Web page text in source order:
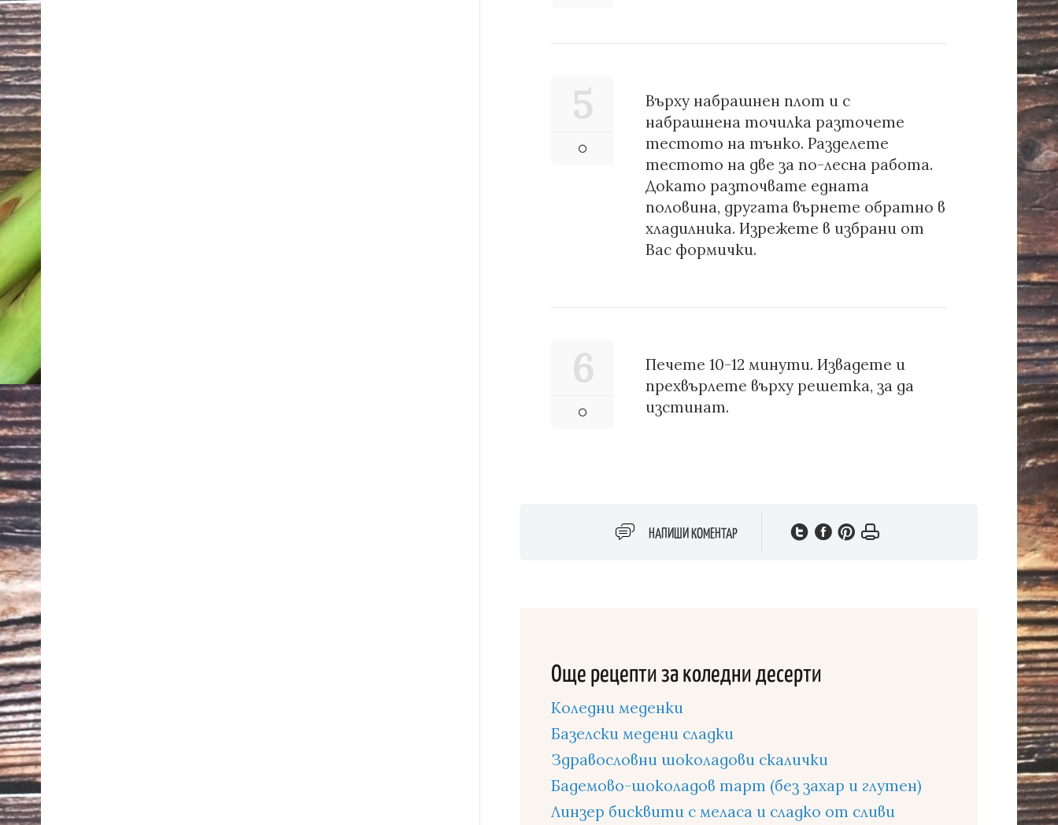
5
Върху набрашнен плот и с
набрашнена точилка разточете
тестото на тънко. Разделете
тестото на две за по-лесна работа.
Докато разточвате едната
половина, другата върнете обратно в
хладилника. Изрежете в избрани от
Вас формички.
6
Печете 10-12 минути. Извадете и
прехвърлете върху решетка, за да
изстинат.
НАПИШИ КОМЕНТАР
Още рецепти за коледни десерти
Коледни меденки
Базелски медени сладки
Здравословни шоколадови скалички
Бадемово-шоколадов тарт (без захар и глутен)
Линзер бисквити с меласа и сладко от сливи